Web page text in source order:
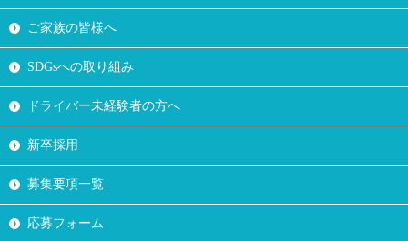
ご家族の皆様へ
SDGsへの取り組み
ドライバー未経験者の方へ
新卒採用
募集要項一覧
応募フォーム